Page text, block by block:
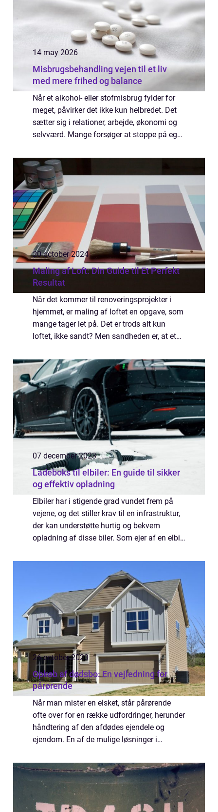
14 may 2026
Misbrugsbehandling vejen til et liv
med mere frihed og balance
Når et alkohol- eller stofmisbrug fylder for
meget, påvirker det ikke kun helbredet. Det
sætter sig i relationer, arbejde, økonomi og
selvværd. Mange forsøger at stoppe på egen
afhængigheden er. Her kan professio...
20 october 2024
Maling af Loft: Din Guide til Et Perfekt
Resultat
Når det kommer til renoveringsprojekter i
hjemmet, er maling af loftet en opgave, som
mange tager let på. Det er trods alt kun
loftet, ikke sandt? Men sandheden er, at et
ethvert rum og give din bolig et frisk...
07 december 2023
Ladeboks til elbiler: En guide til sikker
og effektiv opladning
Elbiler har i stigende grad vundet frem på
vejene, og det stiller krav til en infrastruktur,
der kan understøtte hurtig og bekvem
opladning af disse biler. Som ejer af en elbil
overvej...
26 october 2023
Opkøb af dødsbo: En vejledning for
pårørende
Når man mister en elsket, står pårørende
ofte over for en række udfordringer, herunder
håndtering af den afdødes ejendele og
ejendom. En af de mulige løsninger i
denne artikel vil vi udforske processen bag
opkøb...